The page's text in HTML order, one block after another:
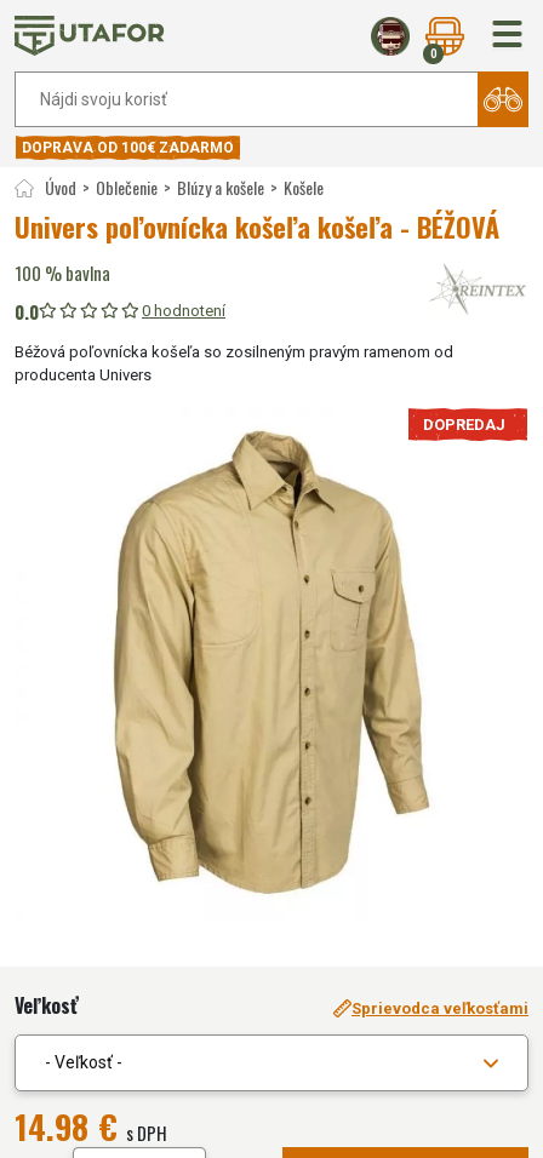
0
DOPRAVA OD 100€ ZADARMO
Úvod Oblečenie Blúzy a košele Košele
Univers poľovnícka košeľa košeľa - BÉŽOVÁ
100 % bavlna
0.0
0 hodnotení
Béžová poľovnícka košeľa so zosilneným pravým ramenom od
producenta Univers
DOPREDAJ
Veľkosť Sprievodca veľkosťami
- Veľkosť -
14.98 € s DPH